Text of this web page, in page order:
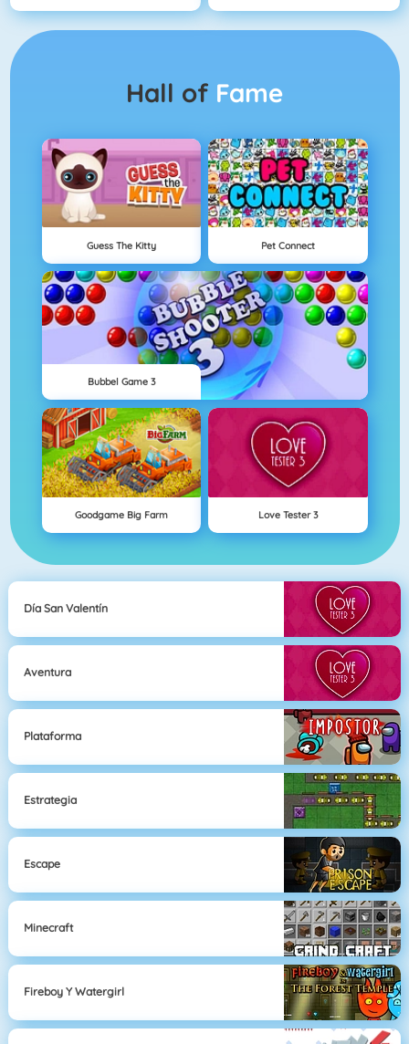
Hall of Fame
Guess The Kitty Pet Connect
Bubbel Game 3
Goodgame Big Farm Love Tester 3
Día San Valentín
Aventura
Plataforma
Estrategia
Escape
Minecraft
Fireboy Y Watergirl